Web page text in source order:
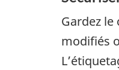
Gardez
modifiés